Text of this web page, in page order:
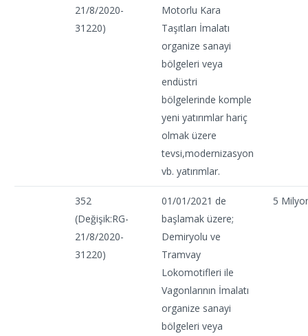
21/8/2020-
31220)
Motorlu Kara
Taşıtları İmalatı
organize sanayi
bölgeleri veya
endüstri
bölgelerinde komple
yeni yatırımlar hariç
olmak üzere
tevsi,modernizasyon
vb. yatırımlar.
352
(Değişik:RG-
21/8/2020-
31220)
01/01/2021 de
başlamak üzere;
Demiryolu ve
Tramvay
Lokomotifleri ile
Vagonlarının İmalatı
organize sanayi
bölgeleri veya
5